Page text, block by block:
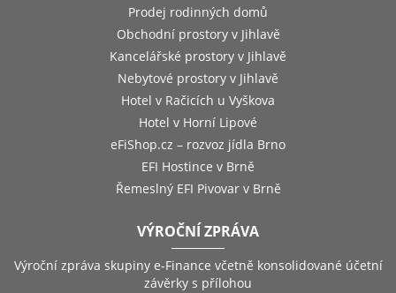
Prodej rodinných domů
Obchodní prostory v Jihlavě
Kancelářské prostory v Jihlavě
Nebytové prostory v Jihlavě
Hotel v Račicích u Vyškova
Hotel v Horní Lipové
eFiShop.cz – rozvoz jídla Brno
EFI Hostince v Brně
Řemeslný EFI Pivovar v Brně
VÝROČNÍ ZPRÁVA
Výroční zpráva skupiny e-Finance včetně konsolidované účetní
závěrky s přílohou